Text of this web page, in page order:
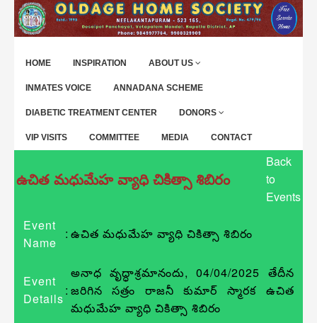
HOME INSPIRATION ABOUT US
INMATES VOICE ANNADANA SCHEME
DIABETIC TREATMENT CENTER DONORS
VIP VISITS COMMITTEE MEDIA CONTACT
ఉచిత మధుమేహ వ్యాధి చికిత్సా శిబిరం
Back
to
Events
Event
Name
: ఉచిత మధుమేహ వ్యాధి చికిత్సా శిబిరం
Event
Details
:
అనాధ వృద్ధాశ్రమానందు, 04/04/2025 తేదీన
జరిగిన సత్రం రాజనీ కుమార్ స్మారక ఉచిత
మధుమేహ వ్యాధి చికిత్సా శిబిరం